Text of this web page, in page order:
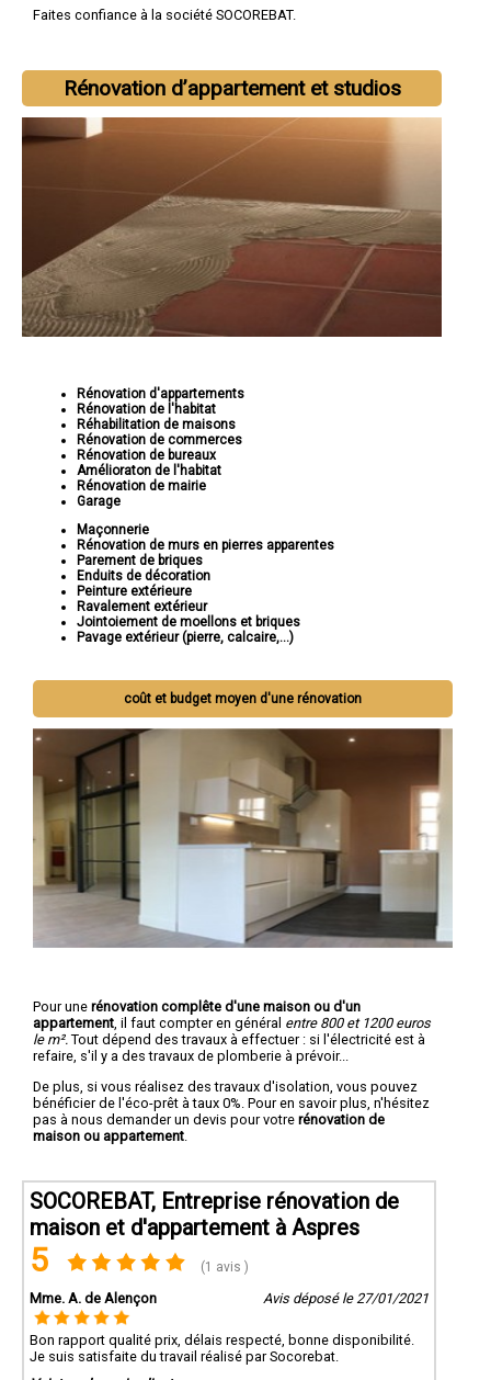
Faites confiance à la société SOCOREBAT.
Rénovation d’appartement et studios
Rénovation d'appartements
Rénovation de l'habitat
Réhabilitation de maisons
Rénovation de commerces
Rénovation de bureaux
Amélioraton de l'habitat
Rénovation de mairie
Garage
Maçonnerie
Rénovation de murs en pierres apparentes
Parement de briques
Enduits de décoration
Peinture extérieure
Ravalement extérieur
Jointoiement de moellons et briques
Pavage extérieur (pierre, calcaire,...)
coût et budget moyen d'une rénovation
Pour une rénovation complête d'une maison ou d'un
appartement , il faut compter en général entre 800 et 1200 euros
le m². Tout dépend des travaux à effectuer : si l'électricité est à
refaire, s'il y a des travaux de plomberie à prévoir...
De plus, si vous réalisez des travaux d'isolation, vous pouvez
bénéficier de l'éco-prêt à taux 0%. Pour en savoir plus, n'hésitez
pas à nous demander un devis pour votre rénovation de
maison ou appartement
SOCOREBAT, Entreprise rénovation de
maison et d'appartement à Aspres
5 (1 avis )
Mme. A. de Alençon Avis déposé le 27/01/2021
Bon rapport qualité prix, délais respecté, bonne disponibilité.
Je suis satisfaite du travail réalisé par Socorebat.